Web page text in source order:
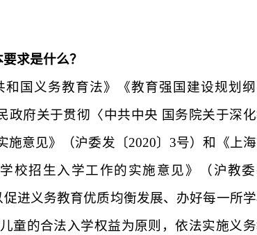
求是什么？
国义务教育法》《教育强国建设规划
政府关于贯彻〈中共中央 国务院关于深
施意见》（沪委发〔2020〕 3号）和《上
校招生入学工作的实施意见》（沪教
进义务教育优质均衡发展、办好每一所
童的合法入学权益为原则，依法实施义